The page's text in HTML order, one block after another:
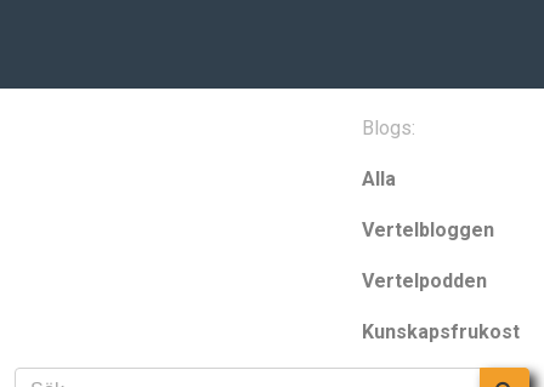
Blogs:
Alla
Vertelbloggen
Vertelpodden
Kunskapsfrukost